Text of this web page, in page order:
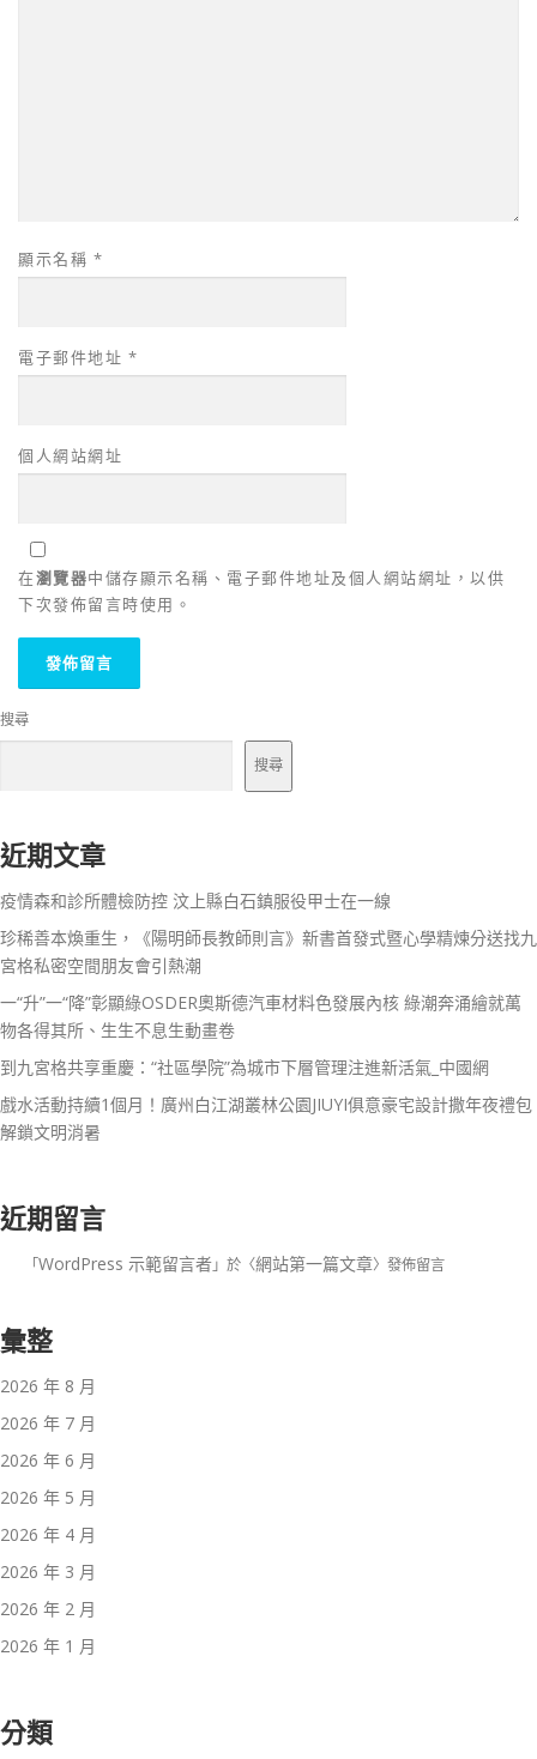
顯示名稱 *
電子郵件地址 *
個人網站網址
在瀏覽器中儲存顯示名稱、電子郵件地址及個人網站網址，以供
下次發佈留言時使用。
搜尋
搜尋
近期文章
疫情森和診所體檢防控 汶上縣白石鎮服役甲士在一線
珍稀善本煥重生，《陽明師長教師則言》新書首發式暨心學精煉分送找九
宮格私密空間朋友會引熱潮
一“升”一“降”彰顯綠OSDER奧斯德汽車材料色發展內核 綠潮奔涌繪就萬
物各得其所、生生不息生動畫卷
到九宮格共享重慶：“社區學院”為城市下層管理注進新活氣_中國網
戲水活動持續1個月！廣州白江湖叢林公園JIUYI俱意豪宅設計撒年夜禮包
解鎖文明消暑
近期留言
「WordPress 示範留言者」於〈網站第一篇文章〉發佈留言
彙整
2026 年 8 月
2026 年 7 月
2026 年 6 月
2026 年 5 月
2026 年 4 月
2026 年 3 月
2026 年 2 月
2026 年 1 月
分類